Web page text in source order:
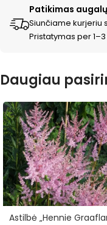
Patikimas
Siunčiame kurjeriu
Pristatymas per
Daugiau
Astilbė „Hennie